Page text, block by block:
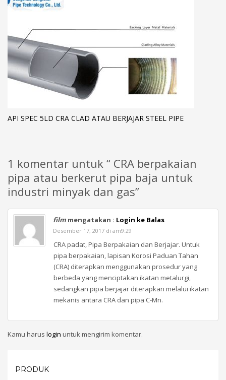
API SPEC 5LD CRA CLAD ATAU BERJAJAR STEEL PIPE
1 komentar untuk “ CRA berpakaian
pipa atau berkerut pipa baja untuk
industri minyak dan gas”
film mengatakan : Login ke Balas
Desember 17, 2017 di am9:29
CRA padat, Pipa Berpakaian dan Berjajar. Untuk
pipa berpakaian, lapisan Korosi Paduan Tahan
(CRA) diterapkan menggunakan prosedur yang
berbeda yang menciptakan ikatan metalurgi,
sedangkan pipa berjajar diterapkan melalui ikatan
mekanis antara CRA dan pipa C-Mn.
Kamu harus login untuk mengirim komentar.
PRODUK